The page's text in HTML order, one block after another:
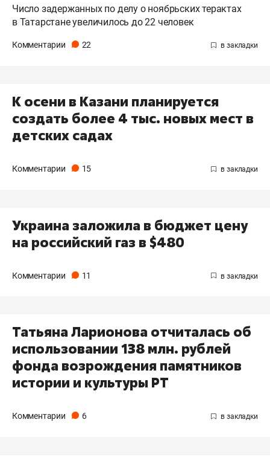
Число задержанных по делу о ноябрьских терактах
в Татарстане увеличилось до 22 человек
Комментарии 22
К осени в Казани планируется
создать более 4 тыс. новых мест в
детских садах
Комментарии 15
Украина заложила в бюджет цену
на российский газ в $480
Комментарии 11
Татьяна Ларионова отчиталась об
использовании 138 млн. рублей
фонда возрождения памятников
истории и культуры РТ
Комментарии 6